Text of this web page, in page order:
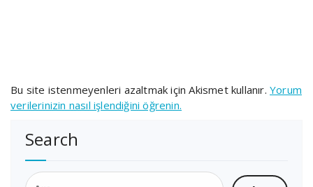
Bu site istenmeyenleri azaltmak için Akismet kullanır.Yorum
verilerinizin nasıl işlendiğini öğrenin.
Search
Arama: